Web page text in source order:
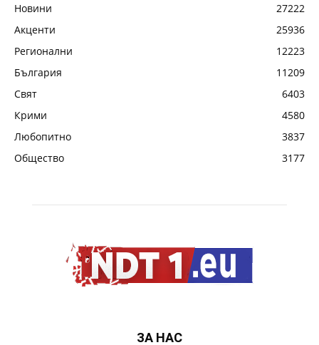
Новини
27222
Акценти
25936
Регионални
12223
България
11209
Свят
6403
Крими
4580
Любопитно
3837
Общество
3177
ЗА НАС